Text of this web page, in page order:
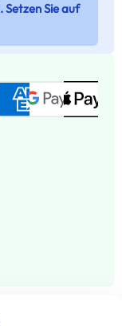
Setzen Sie auf